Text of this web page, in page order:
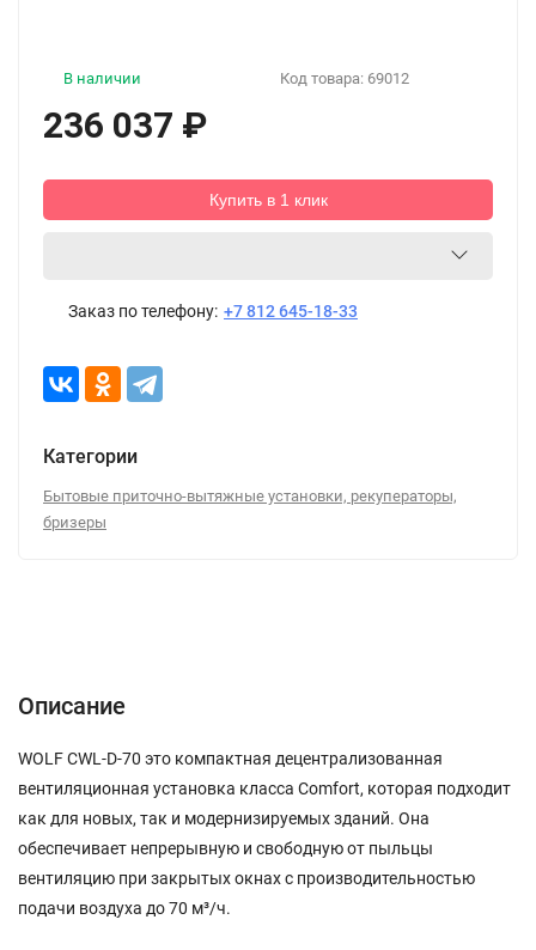
Код товара: 69012
В наличии
236 037 ₽
Купить в 1 клик
Заказ по телефону: +7 812 645-18-33
Категории
Бытовые приточно-вытяжные установки, рекуператоры,
бризеры
Описание
WOLF CWL-D-70 это компактная децентрализованная
вентиляционная установка класса Comfort, которая подходит
как для новых, так и модернизируемых зданий. Она
обеспечивает непрерывную и свободную от пыльцы
вентиляцию при закрытых окнах с производительностью
подачи воздуха до 70 м³/ч.